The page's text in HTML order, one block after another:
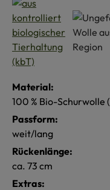
Material:
100 % Bio-Schurwolle (
Passform:
weit/lang
Rückenlänge:
ca. 73 cm
Extras: